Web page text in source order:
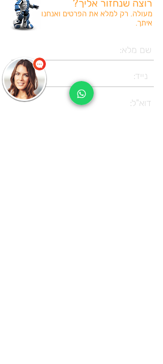
רוצה שנחזור אליך?
מעולה. רק למלא את הפרטים ואנחנו
איתך.